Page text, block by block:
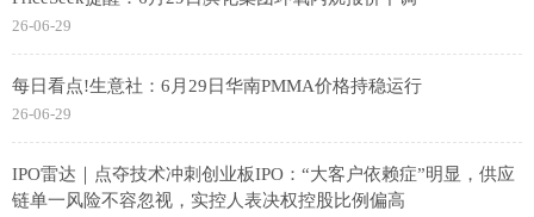
26-06-29
每日看点!生意社：6月29日华南PMMA价格持稳运行
26-06-29
IPO雷达｜点夺技术冲刺创业板IPO：“大客户依赖症”明显，供应
链单一风险不容忽视，实控人表决权控股比例偏高